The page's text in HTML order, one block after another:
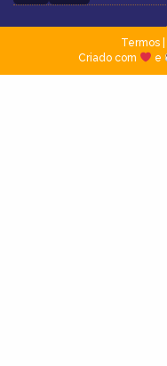
Termos|
Criado com
e